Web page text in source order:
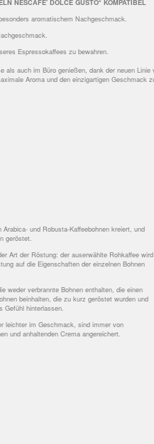
NESCAFE' DOLCE GUSTO* KOMPATIBEL
aromatischem Nachgeschmack.
Espressokaffees zu bewahren.
als auch im Büro genießen, dank der neuen Linie
Aroma und den einzigartigen Geschmack
und Robusta-Kaffeebohnen kreiert, und
geröstet.
Art der Röstung: der auserwählte Rohkaffee wird
auf die Eigenschaften der einzelnen Bohnen
weder verbrannte Bohnen enthalten, die einen
beinhalten, die zu kurz geröstet wurden und
Gefühl hinterlassen.
leichter im Geschmack, sind immer von
und anhaltenden Crema angereichert.